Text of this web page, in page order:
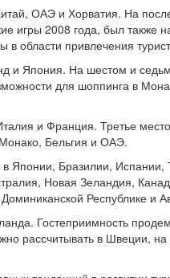
ОАЭ и Хорватия. На
игры 2008 года, был также
области привлечения
и Япония. На шестом и
для шоппинга в
и Франция. Третье место
Бельгия и ОАЭ.
в Японии, Бразилии,
Новая Зеландия,
Республике и
Гостеприимность
рассчитывать в Швеции,